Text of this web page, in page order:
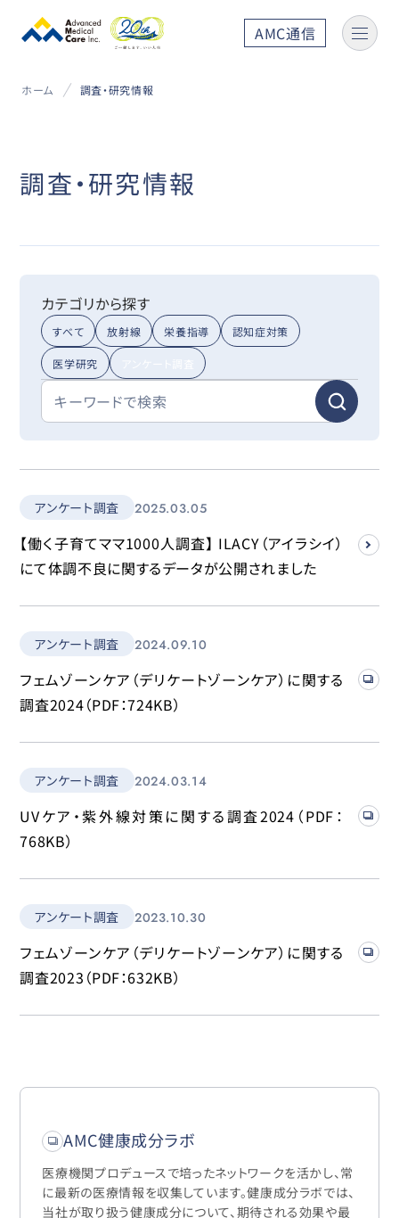
AMC通信
ホーム 調査・研究情報
調査・研究情報
カテゴリから探す
すべて 放射線 栄養指導 認知症対策
医学研究
アンケート調査 2025.03.05
【働く子育てママ1000人調査】 ILACY（アイラシイ）
にて体調不良に関するデータが公開されました
アンケート調査 2024.09.10
フェムゾーンケア（デリケートゾーンケア）に関する
調査2024（PDF：724KB）
アンケート調査 2024.03.14
UVケア・紫外線対策に関する調査2024（PDF：
768KB）
アンケート調査 2023.10.30
フェムゾーンケア（デリケートゾーンケア）に関する
調査2023（PDF：632KB）
AMC健康成分ラボ
医療機関プロデュースで培ったネットワークを活かし、常
に最新の医療情報を収集しています。健康成分ラボでは、
当社が取り扱う健康成分について、期待される効果や最